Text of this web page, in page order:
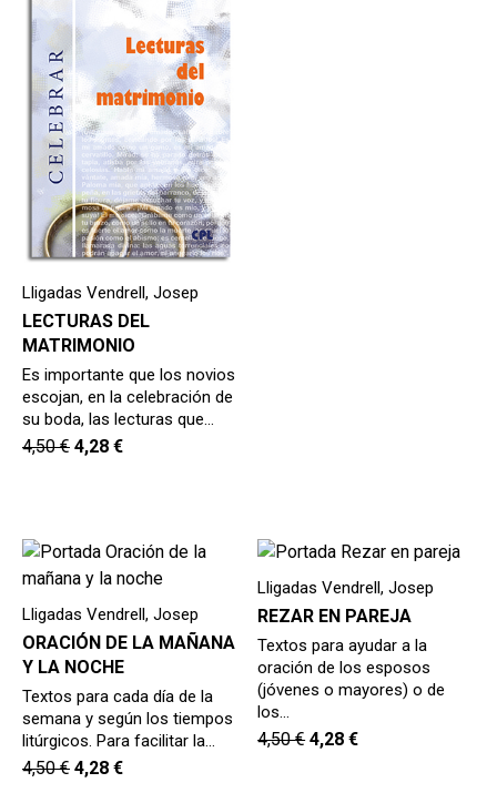
MI CUENTA
BUSCAR
CAT
ESP
Lligadas Vendrell, Josep
LECTURAS DEL
MATRIMONIO
Es importante que los novios
escojan, en la celebración de
su boda, las lecturas que…
4,50€ 4,28 €
Lligadas Vendrell, Josep
ORACIÓN DE LA MAÑANA
Y LA NOCHE
Textos para cada día de la
semana y según los tiempos
litúrgicos. Para facilitar la…
4,50€ 4,28 €
Lligadas Vendrell, Josep
REZAR EN PAREJA
Textos para ayudar a la
oración de los esposos
(jóvenes o mayores) o de
los…
4,50€ 4,28€